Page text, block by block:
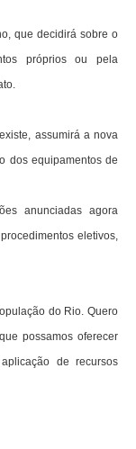
que decidirá sobre o
próprios ou pela
assumirá a nova
dos equipamentos de
anunciadas agora
eletivos,
do Rio. Quero
possamos oferecer
de recursos